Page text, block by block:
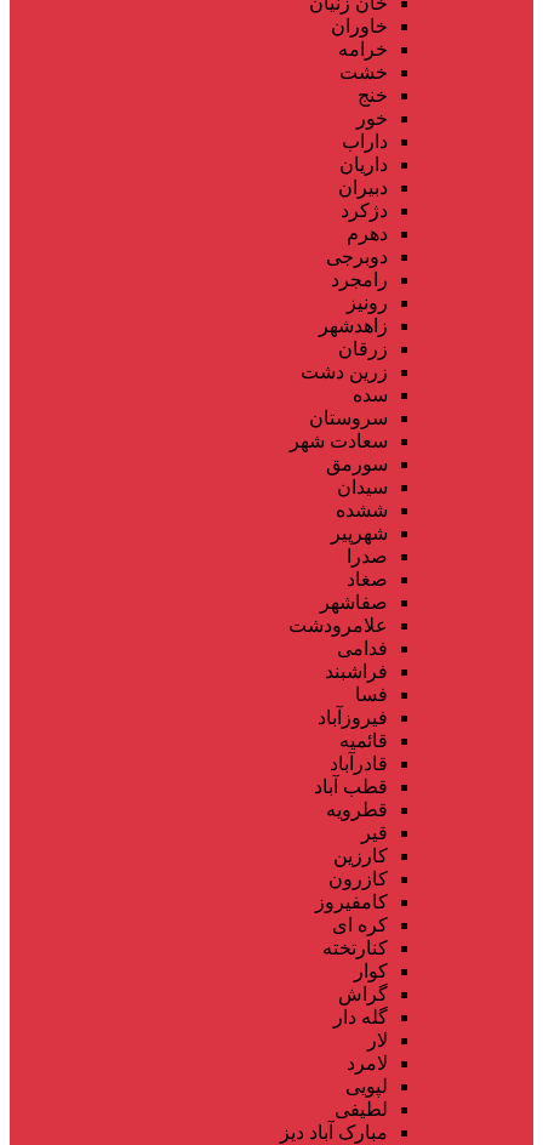
خاوران
خرامه
خشت
خنج
خور
داراب
داریان
دبیران
دژکرد
دهرم
دوبرجی
رامجرد
رونیز
زاهدشهر
زرقان
زرین دشت
سده
سروستان
سعادت شهر
سورمق
سیدان
ششده
شهرپیر
صدرا
صغاد
صفاشهر
علامرودشت
فدامی
فراشبند
فسا
فیروزآباد
قائمیه
قادرآباد
قطب آباد
قطرویه
قیر
کارزین
کازرون
کامفیروز
کره ای
کنارتخته
کوار
گراش
گله دار
لار
لامرد
لپویی
لطیفی
مبارک آباد دیز